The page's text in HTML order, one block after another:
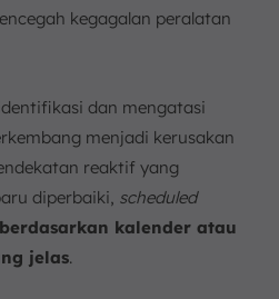
kegagalan peralatan
dan mengatasi
menjadi kerusakan
reaktif yang
diperbaiki, scheduled
berdasarkan kalender atau
jelas.